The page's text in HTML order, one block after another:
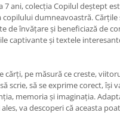
7 ani, colecția Copilul deștept
copilului dumneavoastră.
de învățare și beneficiază de
captivante și textele
cărți, pe măsură ce creste,
scrie, să se exprime corect, își
memoria și imaginația.
va descoperi că aceasta